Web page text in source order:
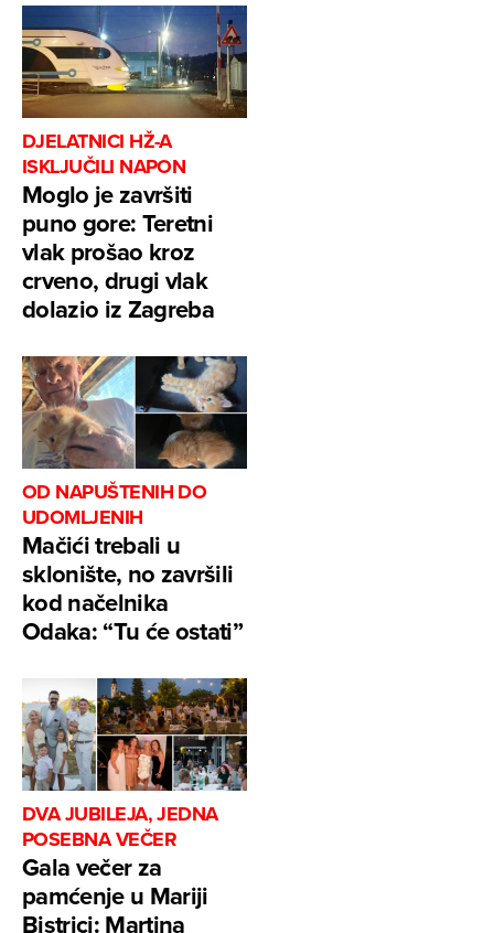
DJELATNICI HŽ-A
ISKLJUČILI NAPON
Moglo je završiti
puno gore: Teretni
vlak prošao kroz
crveno, drugi vlak
dolazio iz Zagreba
OD NAPUŠTENIH DO
UDOMLJENIH
Mačići trebali u
sklonište, no završili
kod načelnika
Odaka: “Tu će ostati”
DVA JUBILEJA, JEDNA
POSEBNA VEČER
Gala večer za
pamćenje u Mariji
Bistrici: Martina